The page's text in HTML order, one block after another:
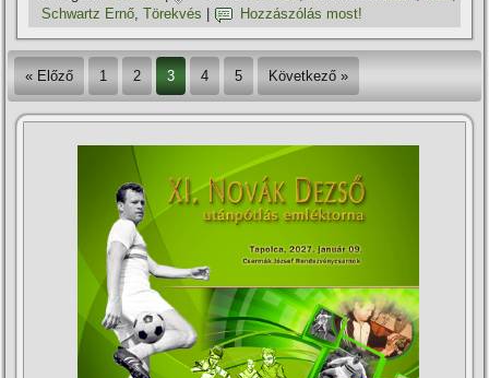
Schwartz Ernő,Törekvés Hozzászólás most!
« Előző 1 2 3 4 5 Következő »